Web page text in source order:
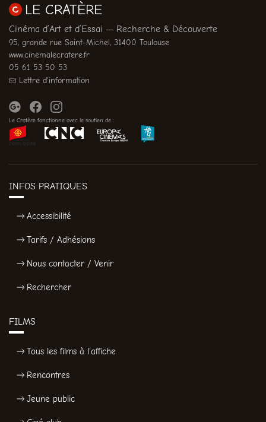
LE CRATÈRE
Cinéma d’Art et d’Essai — Recherche & Découverte
95, grande rue Saint-Michel, 31400 Toulouse
www.cinemalecratere.fr
05 61 53 50 53
Lettre d'information
Le Cratère fonctionne avec le soutien de :
INFOS PRATIQUES
Accessibilité
Tarifs / Adhésions
Nous contacter / Venir
Rechercher
FILMS
Tous les films à l'affiche
Rencontres
Jeune public